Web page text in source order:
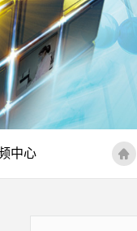
中心